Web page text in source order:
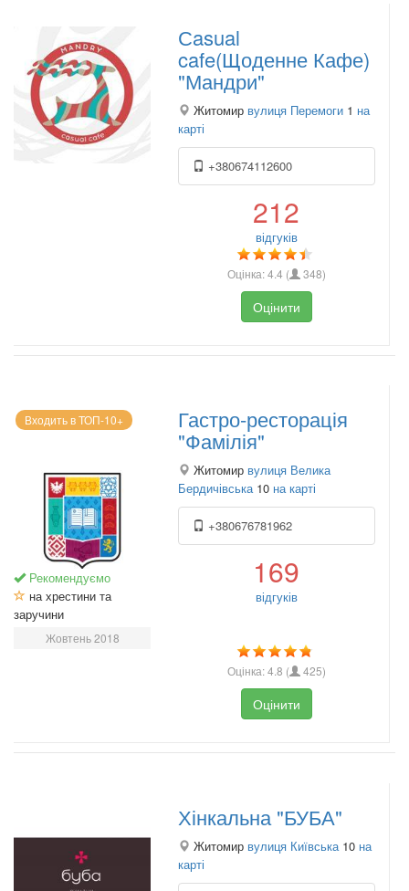
Сasual
cafe(Щоденне Кафе)
"Мандри"
Житомир вулиця Перемоги 1 на
карті
+380674112600
212
відгуків
Оцінка:4.4 ( 348)
Оцінити
Входить в ТОП-10+
Рекомендуємо
на хрестини та
заручини
Жовтень 2018
Гастро-ресторація
"Фамілія"
Житомир вулиця Велика
Бердичівська10 на карті
+380676781962
169
відгуків
Оцінка:4.8 ( 425)
Оцінити
Хінкальна "БУБА"
Житомир вулиця Київська 10 на
карті